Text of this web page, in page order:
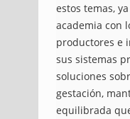
estos temas,
academia con
productores e
sus sistemas
soluciones
gestación,
equilibrada